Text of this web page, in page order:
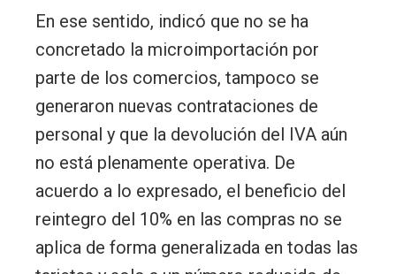
En ese sentido, indicó que no se ha
concretado la microimportación por
parte de los comercios, tampoco se
generaron nuevas contrataciones de
personal y que la devolución del IVA aún
no está plenamente operativa. De
acuerdo a lo expresado, el beneficio del
reintegro del 10% en las compras no se
aplica de forma generalizada en todas las